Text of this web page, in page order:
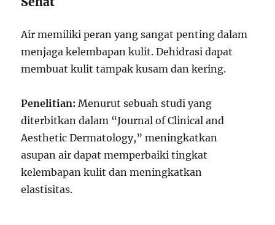
Air memiliki peran yang sangat penting dalam
menjaga kelembapan kulit. Dehidrasi dapat
membuat kulit tampak kusam dan kering.
Penelitian: Menurut sebuah studi yang
diterbitkan dalam “Journal of Clinical and
Aesthetic Dermatology,” meningkatkan
asupan air dapat memperbaiki tingkat
kelembapan kulit dan meningkatkan
elastisitas.